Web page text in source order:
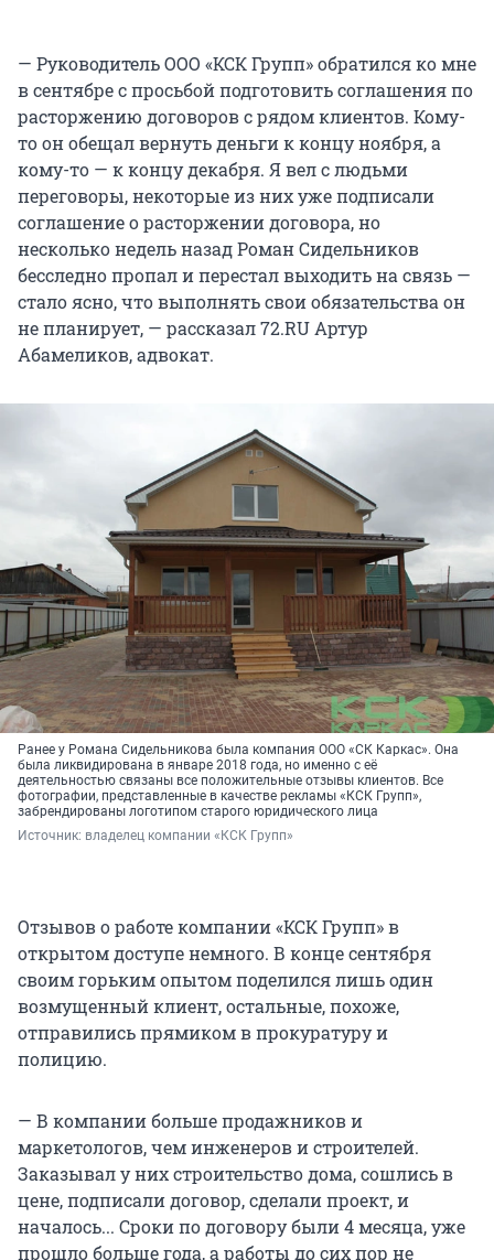
— Руководитель ООО «КСК Групп» обратился ко мне
в сентябре с просьбой подготовить соглашения по
расторжению договоров с рядом клиентов. Кому-
то он обещал вернуть деньги к концу ноября, а
кому-то — к концу декабря. Я вел с людьми
переговоры, некоторые из них уже подписали
соглашение о расторжении договора, но
несколько недель назад Роман Сидельников
бесследно пропал и перестал выходить на связь —
стало ясно, что выполнять свои обязательства он
не планирует, — рассказал 72.RU Артур
Абамеликов, адвокат.
Ранее у Романа Сидельникова была компания ООО «СК Каркас». Она
была ликвидирована в январе 2018 года, но именно с её
деятельностью связаны все положительные отзывы клиентов. Все
фотографии, представленные в качестве рекламы «КСК Групп»,
забрендированы логотипом старого юридического лица
Источник: владелец компании «КСК Групп»
Отзывов о работе компании «КСК Групп» в
открытом доступе немного. В конце сентября
своим горьким опытом поделился лишь один
возмущенный клиент, остальные, похоже,
отправились прямиком в прокуратуру и
полицию.
— В компании больше продажников и
маркетологов, чем инженеров и строителей.
Заказывал у них строительство дома, сошлись в
цене, подписали договор, сделали проект, и
началось... Сроки по договору были 4 месяца, уже
прошло больше года, а работы до сих пор не